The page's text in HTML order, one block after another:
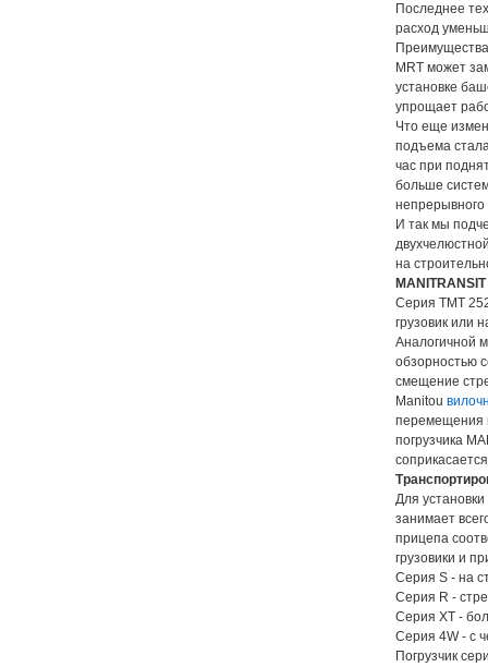
Последнее
расход
MRT может
установке
упрощает
Что еще
подъема
час при
больше
непрерывного
И так мы
на
Серия ТМТ
грузовик или
Аналогичной
обзорностью
смещение
Manitou
перемещения
погрузчика
Для
занимает
прицепа
грузовики и
Серия S - на
Серия R -
Серия XT -
Серия 4W - с
Погрузчик